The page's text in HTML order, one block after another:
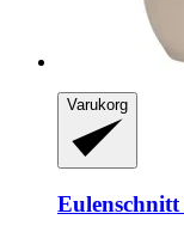
Varukorg
Eulenschnitt